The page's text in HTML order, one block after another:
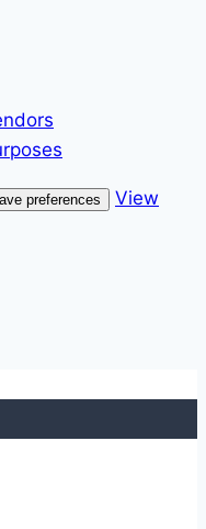
preferences
View